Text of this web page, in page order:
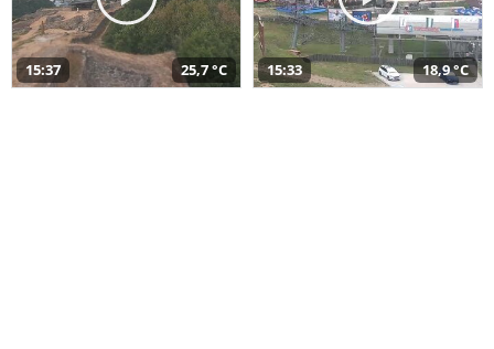
15:37 25,7 °C 15:33 18,9 °C